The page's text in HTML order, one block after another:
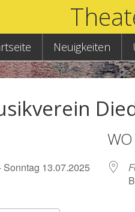
Neuigkeiten
Sonntag 13.07.2025
WO